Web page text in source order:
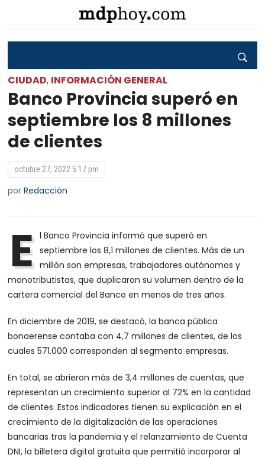
CIUDAD, INFORMACIÓN GENERAL
Banco Provincia superó en
septiembre los 8 millones
de clientes
octubre 27, 2022 5:17 pm
porRedacción
E l Banco Provincia informó que superó en
septiembre los 8,1 millones de clientes. Más de un
millón son empresas, trabajadores autónomos y
monotributistas, que duplicaron su volumen dentro de la
cartera comercial del Banco en menos de tres años.
En diciembre de 2019, se destacó, la banca pública
bonaerense contaba con 4,7 millones de clientes, de los
cuales 571.000 corresponden al segmento empresas.
En total, se abrieron más de 3,4 millones de cuentas, que
representan un crecimiento superior al 72% en la cantidad
de clientes. Estos indicadores tienen su explicación en el
crecimiento de la digitalización de las operaciones
bancarias tras la pandemia y el relanzamiento de Cuenta
DNI, la billetera digital gratuita que permitió incorporar al